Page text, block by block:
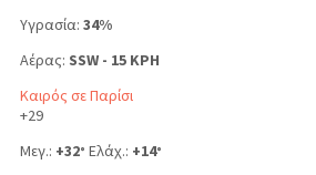
Υγρασία: 34%
Αέρας: SSW - 15 KPH
Καιρός σε Παρίσι
+29
Μεγ.: +32° Ελάχ.: +14°